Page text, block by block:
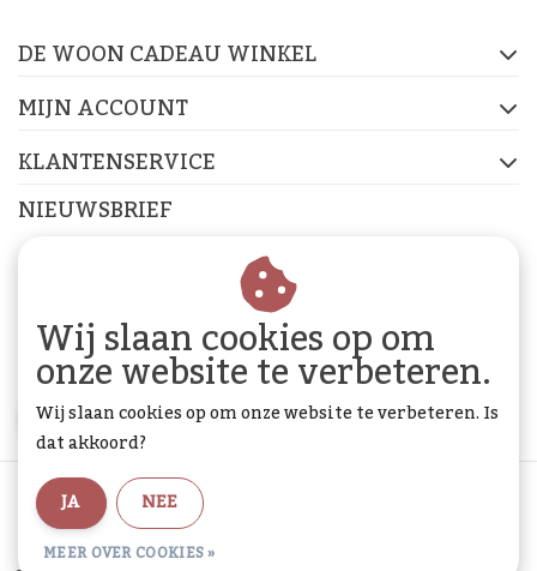
DE WOON CADEAU WINKEL
MIJN ACCOUNT
KLANTENSERVICE
NIEUWSBRIEF
Abonneer je op onze nieuwsbrief om op de hoogte te
ABONNEER
Algemene voorwaarden
Wij slaan cookies op om
onze website te verbeteren.
Wij slaan cookies op om onze website te verbeteren. Is
dat akkoord?
JA
NEE
MEER OVER COOKIES »